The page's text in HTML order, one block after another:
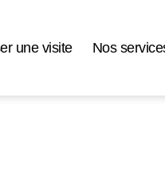
une visite Nos